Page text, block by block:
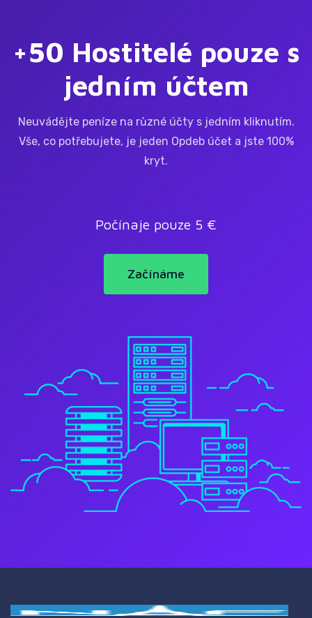
+50 Hostitelé pouze s
jedním účtem
Neuvádějte peníze na různé účty s jedním kliknutím.
Vše, co potřebujete, je jeden Opdeb účet a jste 100%
kryt.
Počínaje pouze 5 €
Začínáme